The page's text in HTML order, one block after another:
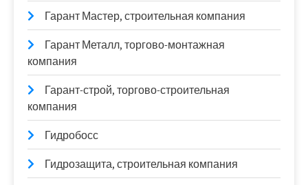
Гарант Мастер, строительная компания
Гарант Металл, торгово-монтажная
компания
Гарант-строй, торгово-строительная
компания
Гидробосс
Гидрозащита, строительная компания